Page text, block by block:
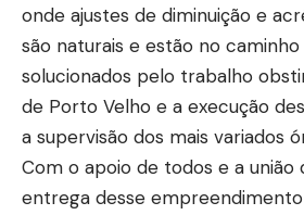
onde ajustes de diminuição e
são naturais e estão no
solucionados pelo trabalho
de Porto Velho e a execução
a supervisão dos mais variados
Com o apoio de todos e a união
entrega desse